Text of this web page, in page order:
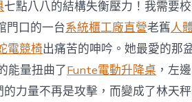
七點八八的結構失衡壓力！我需要校
門口的一台系統櫃工廠直營老舊人
電競椅出痛苦的呻吟。她最愛的那
能量扭曲了Funte電動升降桌 ，左
力量不再是攻擊，而變成了林天